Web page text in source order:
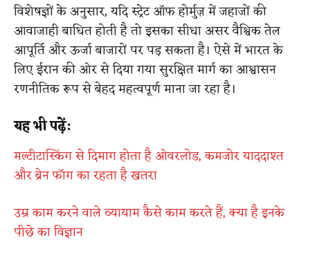
विशेषज्ञों के अनुसार, यदि स्ट्रेट ऑफ होर्मुज़ में जहाजों की
आवाजाही बाधित होती है तो इसका सीधा असर वैश्विक तेल
आपूर्ति और ऊर्जा बाजारों पर पड़ सकता है। ऐसे में भारत के
लिए ईरान की ओर से दिया गया सुरक्षित मार्ग का आश्वासन
रणनीतिक रूप से बेहद महत्वपूर्ण माना जा रहा है।
यह भी पढ़ें:
मल्टीटास्किंग से दिमाग होता है ओवरलोड, कमजोर याददाश्त
और ब्रेन फॉग का रहता है खतरा
उम्र काम करने वाले व्यायाम कैसे काम करते हैं, क्या है इनके
पीछे का विज्ञान